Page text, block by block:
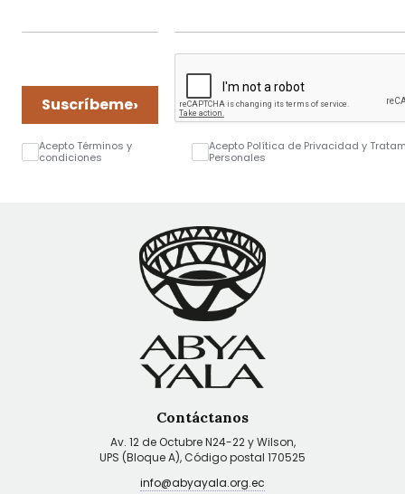
Suscríbeme›
Acepto Términos y
condiciones
Acepto Política de Privacidad y
Personales
Contáctanos
Av. 12 de Octubre N24-22 y Wilson,
UPS (Bloque A), Código postal 170525
info@abyayala.org.ec